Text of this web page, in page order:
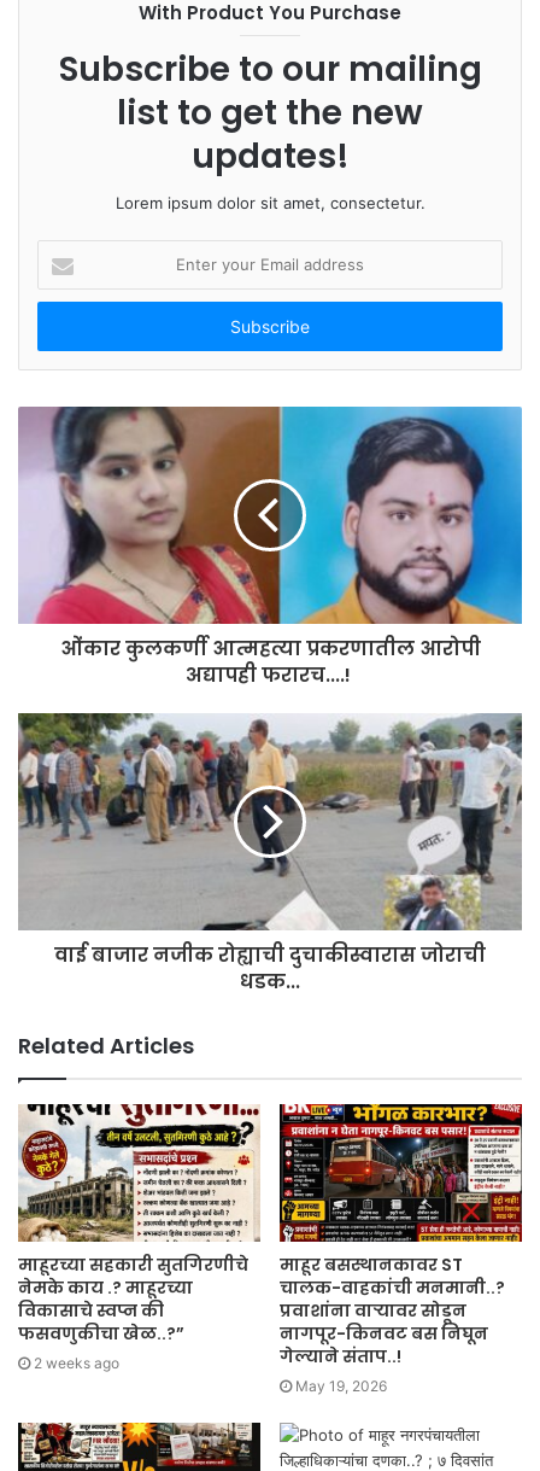
o
With Product You Purchase
Subscribe to our mailing
list to get the new
updates!
Lorem ipsum dolor sit amet, consectetur.
t
r
o
a
e
s
s
ओंकार कुलकर्णी आत्महत्या प्रकरणातील आरोपी
अद्यापही फरारच....!
वाई बाजार नजीक रोह्याची दुचाकीस्वारास जोराची
धडक...
Related Articles
माहूरच्या सहकारी सुतगिरणीचे
नेमके काय .? माहूरच्या
विकासाचे स्वप्न की
फसवणुकीचा खेळ..?”
2 weeks ago
माहूर बसस्थानकावर ST
चालक-वाहकांची मनमानी..?
प्रवाशांना वाऱ्यावर सोडून
नागपूर-किनवट बस निघून
गेल्याने संताप..!
May 19, 2026